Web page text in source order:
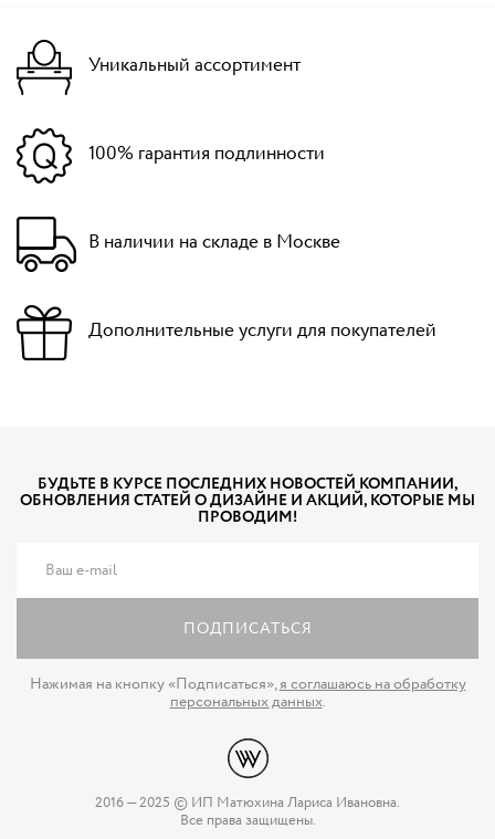
Уникальный ассортимент
100% гарантия подлинности
В наличии на складе в Москве
Дополнительные услуги для покупателей
БУДЬТЕ В КУРСЕ ПОСЛЕДНИХ НОВОСТЕЙ КОМПАНИИ,
ОБНОВЛЕНИЯ СТАТЕЙ О ДИЗАЙНЕ И АКЦИЙ, КОТОРЫЕ МЫ
ПРОВОДИМ!
ПОДПИСАТЬСЯ
Нажимая на кнопку «Подписаться»,я соглашаюсь на обработку
персональных данных.
2016 — 2025 © ИП Матюхина Лариса Ивановна.
Все права защищены.